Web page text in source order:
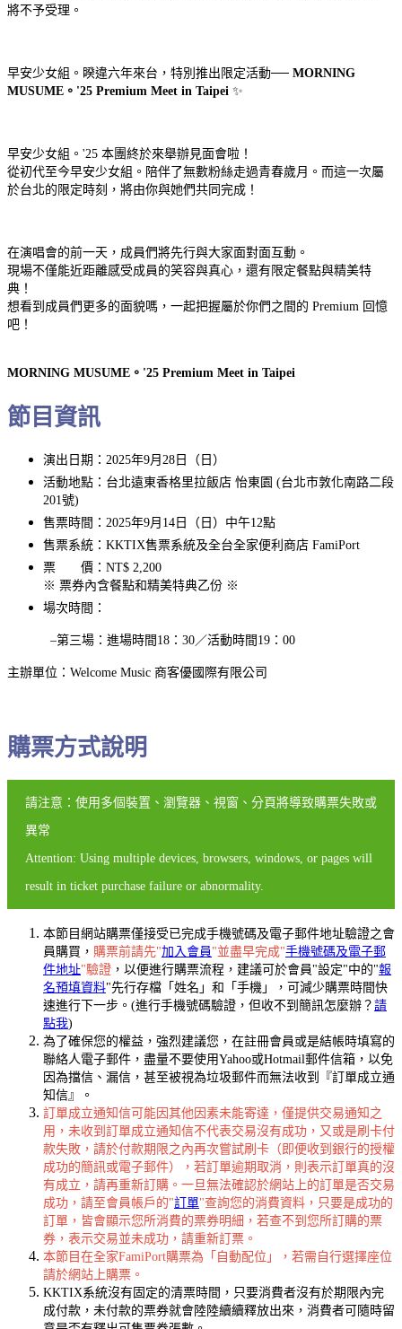
將不予受理。
早安少女組。睽違六年來台，特別推出限定活動── MORNING
MUSUME。'25 Premium Meet in Taipei ✨
早安少女組。'25 本團終於來舉辦見面會啦！
從初代至今早安少女組。陪伴了無數粉絲走過青春歲月。而這一次屬
於台北的限定時刻，將由你與她們共同完成！
在演唱會的前一天，成員們將先行與大家面對面互動。
現場不僅能近距離感受成員的笑容與真心，還有限定餐點與精美特
典！
想看到成員們更多的面貌嗎，一起把握屬於你們之間的 Premium 回憶
吧！
MORNING MUSUME 。'25 Premium Meet in Taipei
節目資訊
演出日期：2025年9月28日（日）
活動地點：台北遠東香格里拉飯店 怡東園 (台北市敦化南路二段
201號)
售票時間：2025年9月14日（日）中午12點
售票系統：KKTIX售票系統及全台全家便利商店 FamiPort
票 價：NT$ 2,200
※ 票券內含餐點和精美特典乙份 ※
場次時間：
–第三場：進場時間18：30／活動時間19：00
主辦單位：Welcome Music 商客優國際有限公司
購票方式說明
請注意：使用多個裝置、瀏覽器、視窗、分頁將導致購票失敗或
異常
Attention: Using multiple devices, browsers, windows, or pages will
result in ticket purchase failure or abnormality.
本節目網站購票僅接受已完成手機號碼及電子郵件地址驗證之會
員購買， 購票前請先"加入會員 "並盡早完成"手機號碼及電子郵
件地址"驗證 ，以便進行購票流程，建議可於會員"設定"中的"報
名預填資料"先行存檔「姓名」和「手機」，可減少購票時間快
速進行下一步。(進行手機號碼驗證，但收不到簡訊怎麼辦？ 請
點我)
為了確保您的權益，強烈建議您，在註冊會員或是結帳時填寫的
聯絡人電子郵件，盡量不要使用Yahoo或Hotmail郵件信箱，以免
因為擋信、漏信，甚至被視為垃圾郵件而無法收到『訂單成立通
知信』。
訂單成立通知信可能因其他因素未能寄達，僅提供交易通知之
用，未收到訂單成立通知信不代表交易沒有成功，又或是刷卡付
款失敗，請於付款期限之內再次嘗試刷卡（即便收到銀行的授權
成功的簡訊或電子郵件），若訂單逾期取消，則表示訂單真的沒
有成立，請再重新訂購。一旦無法確認於網站上的訂單是否交易
成功，請至會員帳戶的"訂單"查詢您的消費資料，只要是成功的
訂單，皆會顯示您所消費的票券明細，若查不到您所訂購的票
券，表示交易並未成功，請重新訂票。
本節目在全家FamiPort購票為「自動配位」，若需自行選擇座位
請於網站上購票。
KKTIX系統沒有固定的清票時間，只要消費者沒有於期限內完
成付款，未付款的票券就會陸陸續續釋放出來，消費者可隨時留